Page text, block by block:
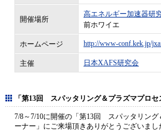
開催場所
高エネルギー加速器研
前ホワイエ
ホームページ http://www-conf.kek.jp/
主催 日本XAFS研究会
「第13回 スパッタリング＆プラズマプロセ
7/8～7/10に開催の「第13回 スパッタリング
ーナー」にご来場頂きありがとうございまし